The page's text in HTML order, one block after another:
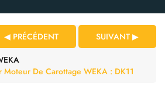
◀ PRÉCÉDENT
SUIVANT ▶
Moteur De Carottage WEKA : DK11